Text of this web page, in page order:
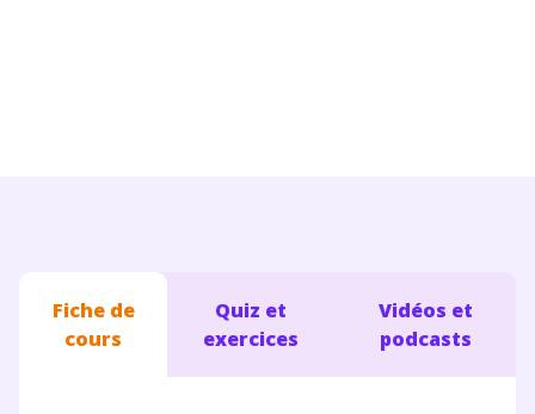
Fiche de
cours
Quiz et
exercices
Vidéos et
podcasts